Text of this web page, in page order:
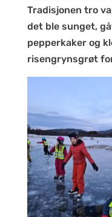
Tradisjonen tro
det ble sunget,
pepperkaker og
risengrynsgrøt